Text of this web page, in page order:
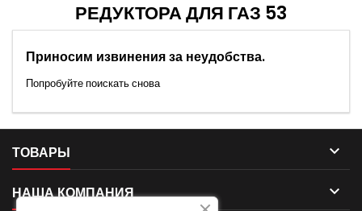
РЕДУКТОРА ДЛЯ ГАЗ 53
Приносим извинения за неудобства.
Попробуйте поискать снова
ТОВАРЫ 
НАША КОМПАНИЯ 